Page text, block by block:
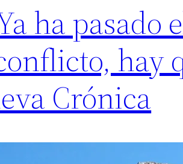
ha pasado
hay
Crónica